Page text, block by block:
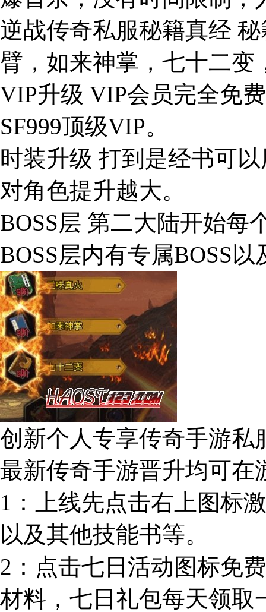
逆战传奇私服秘籍真经
臂，如来神掌，七十二
VIP升级 VIP会员完全免
SF999顶级VIP。
时装升级 打到是经书可
对角色提升越大。
BOSS层 第二大陆开始每
BOSS层内有专属BOSS
创新个人专享传奇手游私
最新传奇手游晋升均可在
1：上线先点击右上图标
以及其他技能书等。
2：点击七日活动图标免
材料，七日礼包每天领取